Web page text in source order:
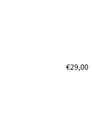
€29,00